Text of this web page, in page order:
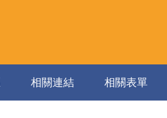
相關連結 相關表單